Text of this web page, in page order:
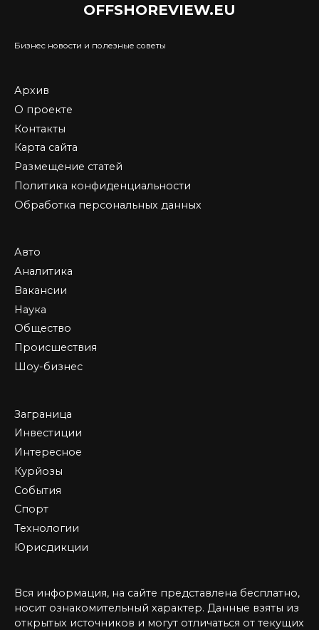
OFFSHOREVIEW.EU
Бизнес новости и полезные советы
Архив
О проекте
Контакты
Карта сайта
Размещение статей
Политика конфиденциальности
Обработка персональных данных
Авто
Аналитика
Вакансии
Наука
Общество
Происшествия
Шоу-бизнес
Заграница
Инвестиции
Интересное
Курйозы
События
Спорт
Технологии
Юрисдикции
Вся информация, на сайте представлена бесплатно,
носит ознакомительный характер. Данные взяты из
открытых источников и могут отличаться от текущих